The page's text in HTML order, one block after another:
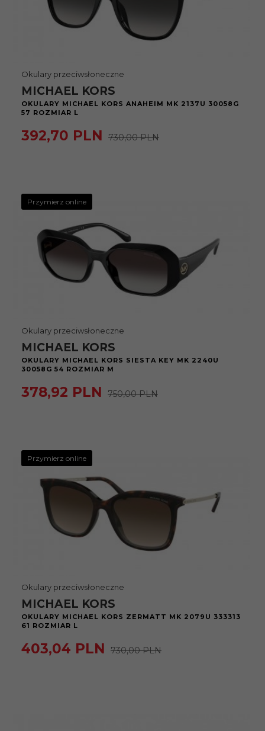
Okulary przeciwsłoneczne
MICHAEL KORS
OKULARY MICHAEL KORS ANAHEIM MK 2137U 30058G
57 ROZMIAR L
392,70 PLN 730,00 PLN
Przymierz online
Okulary przeciwsłoneczne
MICHAEL KORS
OKULARY MICHAEL KORS SIESTA KEY MK 2240U
30058G 54 ROZMIAR M
378,92 PLN 750,00 PLN
Przymierz online
Okulary przeciwsłoneczne
MICHAEL KORS
OKULARY MICHAEL KORS ZERMATT MK 2079U 333313
61 ROZMIAR L
403,04 PLN 730,00 PLN